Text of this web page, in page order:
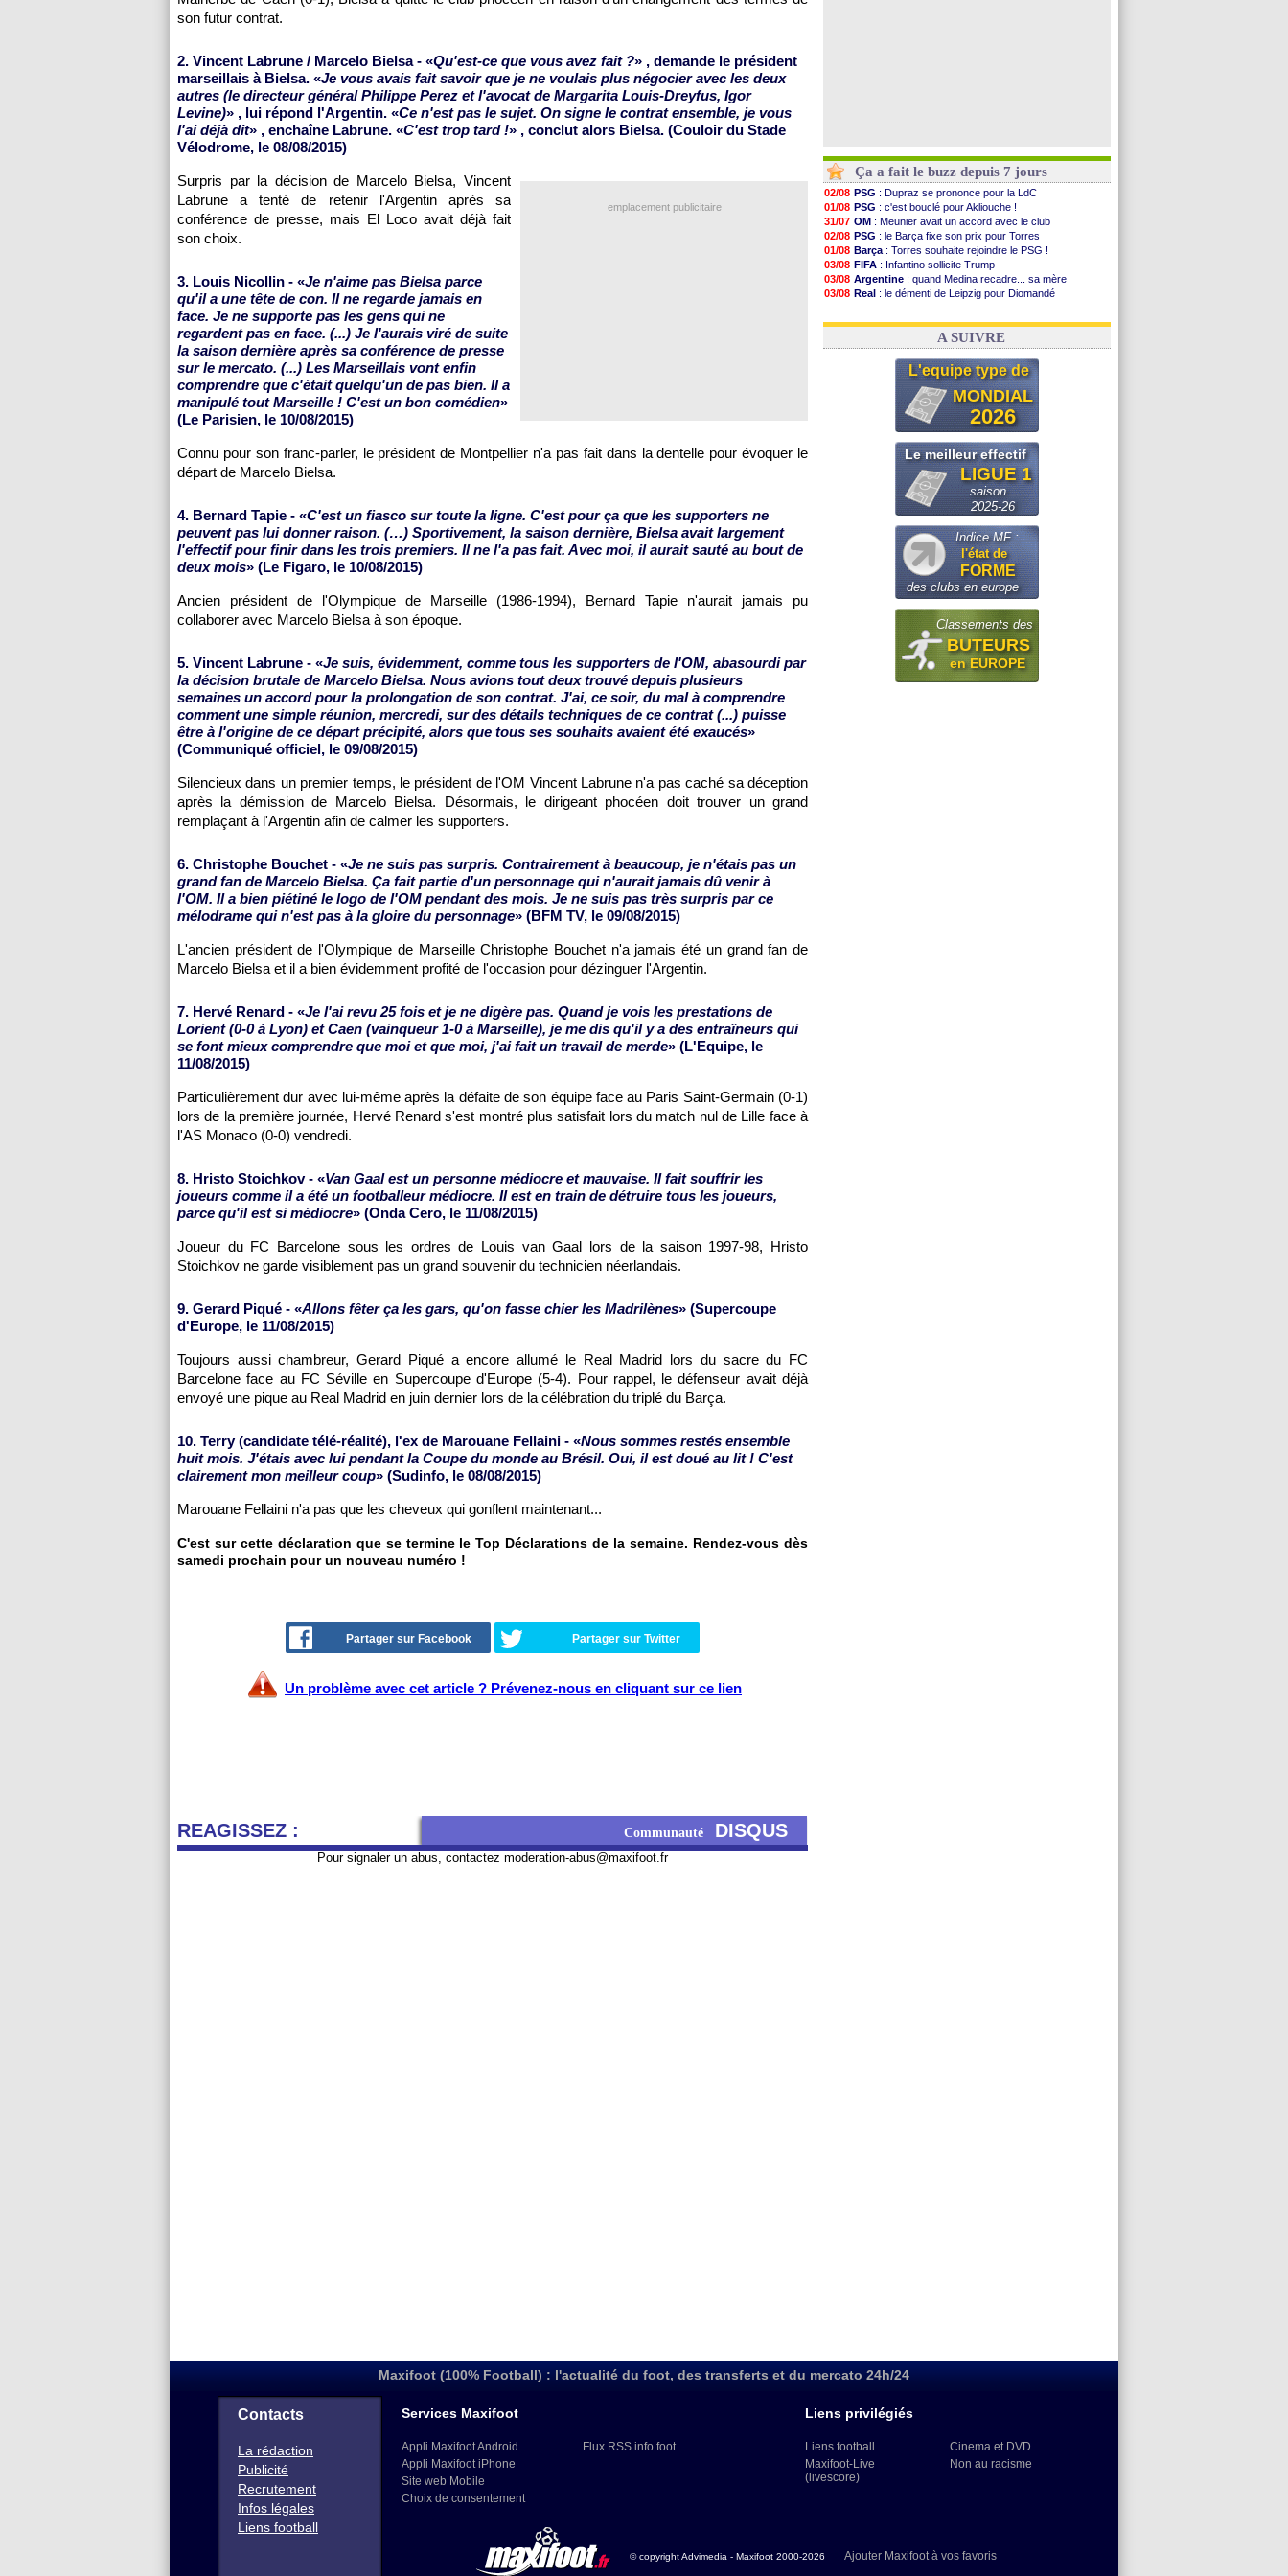
son futur contrat.
2. Vincent Labrune / Marcelo Bielsa - «Qu'est-ce que vous avez fait ?» , demande le président
marseillais à Bielsa. «Je vous avais fait savoir que je ne voulais plus négocier avec les deux
autres (le directeur général Philippe Perez et l'avocat de Margarita Louis-Dreyfus, Igor
Levine)» , lui répond l'Argentin. «Ce n'est pas le sujet. On signe le contrat ensemble, je vous
l'ai déjà dit» , enchaîne Labrune. «C'est trop tard !» , conclut alors Bielsa. (Couloir du Stade
Vélodrome, le 08/08/2015)
emplacement publicitaire
Surpris par la décision de Marcelo Bielsa, Vincent
Labrune a tenté de retenir l'Argentin après sa
conférence de presse, mais El Loco avait déjà fait
son choix.
3. Louis Nicollin - «Je n'aime pas Bielsa parce
qu'il a une tête de con. Il ne regarde jamais en
face. Je ne supporte pas les gens qui ne
regardent pas en face. (...) Je l'aurais viré de suite
la saison dernière après sa conférence de presse
sur le mercato. (...) Les Marseillais vont enfin
comprendre que c'était quelqu'un de pas bien. Il a
manipulé tout Marseille ! C'est un bon comédien»
(Le Parisien, le 10/08/2015)
Connu pour son franc-parler, le président de Montpellier n'a pas fait dans la dentelle pour évoquer le
départ de Marcelo Bielsa.
4. Bernard Tapie - «C'est un fiasco sur toute la ligne. C'est pour ça que les supporters ne
peuvent pas lui donner raison. (…) Sportivement, la saison dernière, Bielsa avait largement
l'effectif pour finir dans les trois premiers. Il ne l'a pas fait. Avec moi, il aurait sauté au bout de
deux mois» (Le Figaro, le 10/08/2015)
Ancien président de l'Olympique de Marseille (1986-1994), Bernard Tapie n'aurait jamais pu
collaborer avec Marcelo Bielsa à son époque.
5. Vincent Labrune - «Je suis, évidemment, comme tous les supporters de l'OM, abasourdi par
la décision brutale de Marcelo Bielsa. Nous avions tout deux trouvé depuis plusieurs
semaines un accord pour la prolongation de son contrat. J'ai, ce soir, du mal à comprendre
comment une simple réunion, mercredi, sur des détails techniques de ce contrat (...) puisse
être à l'origine de ce départ précipité, alors que tous ses souhaits avaient été exaucés»
(Communiqué officiel, le 09/08/2015)
Silencieux dans un premier temps, le président de l'OM Vincent Labrune n'a pas caché sa déception
après la démission de Marcelo Bielsa. Désormais, le dirigeant phocéen doit trouver un grand
remplaçant à l'Argentin afin de calmer les supporters.
6. Christophe Bouchet - «Je ne suis pas surpris. Contrairement à beaucoup, je n'étais pas un
grand fan de Marcelo Bielsa. Ça fait partie d'un personnage qui n'aurait jamais dû venir à
l'OM. Il a bien piétiné le logo de l'OM pendant des mois. Je ne suis pas très surpris par ce
mélodrame qui n'est pas à la gloire du personnage» (BFM TV, le 09/08/2015)
L'ancien président de l'Olympique de Marseille Christophe Bouchet n'a jamais été un grand fan de
Marcelo Bielsa et il a bien évidemment profité de l'occasion pour dézinguer l'Argentin.
7. Hervé Renard - «Je l'ai revu 25 fois et je ne digère pas. Quand je vois les prestations de
Lorient (0-0 à Lyon) et Caen (vainqueur 1-0 à Marseille), je me dis qu'il y a des entraîneurs qui
se font mieux comprendre que moi et que moi, j'ai fait un travail de merde» (L'Equipe, le
11/08/2015)
Particulièrement dur avec lui-même après la défaite de son équipe face au Paris Saint-Germain (0-1)
lors de la première journée, Hervé Renard s'est montré plus satisfait lors du match nul de Lille face à
l'AS Monaco (0-0) vendredi.
8. Hristo Stoichkov - «Van Gaal est un personne médiocre et mauvaise. Il fait souffrir les
joueurs comme il a été un footballeur médiocre. Il est en train de détruire tous les joueurs,
parce qu'il est si médiocre» (Onda Cero, le 11/08/2015)
Joueur du FC Barcelone sous les ordres de Louis van Gaal lors de la saison 1997-98, Hristo
Stoichkov ne garde visiblement pas un grand souvenir du technicien néerlandais.
9. Gerard Piqué - «Allons fêter ça les gars, qu'on fasse chier les Madrilènes» (Supercoupe
d'Europe, le 11/08/2015)
Toujours aussi chambreur, Gerard Piqué a encore allumé le Real Madrid lors du sacre du FC
Barcelone face au FC Séville en Supercoupe d'Europe (5-4). Pour rappel, le défenseur avait déjà
envoyé une pique au Real Madrid en juin dernier lors de la célébration du triplé du Barça.
10. Terry (candidate télé-réalité), l'ex de Marouane Fellaini - «Nous sommes restés ensemble
huit mois. J'étais avec lui pendant la Coupe du monde au Brésil. Oui, il est doué au lit ! C'est
clairement mon meilleur coup» (Sudinfo, le 08/08/2015)
Marouane Fellaini n'a pas que les cheveux qui gonflent maintenant...
C'est sur cette déclaration que se termine le Top Déclarations de la semaine. Rendez-vous dès
samedi prochain pour un nouveau numéro !
Partager sur Facebook Partager sur Twitter
Un problème avec cet article ? Prévenez-nous en cliquant sur ce lien
REAGISSEZ : Communauté DISQUS
Pour signaler un abus, contactez moderation-abus@maxifoot.fr
Ça a fait le buzz depuis 7 jours
02/08 PSG : Dupraz se prononce pour la LdC
01/08 PSG : c'est bouclé pour Akliouche !
31/07 OM : Meunier avait un accord avec le club
02/08 PSG : le Barça fixe son prix pour Torres
01/08 Barça : Torres souhaite rejoindre le PSG !
03/08 FIFA : Infantino sollicite Trump
03/08 Argentine : quand Medina recadre... sa mère
03/08 Real : le démenti de Leipzig pour Diomandé
31/07 FIFA: le conseiller d'Infantino démissionne !
A SUIVRE
L'equipe type de
MONDIAL
2026
Le meilleur effectif
LIGUE 1
saison
2025-26
Indice MF :
l'état de
FORME
des clubs en europe
Classements des
BUTEURS
en EUROPE
Maxifoot (100% Football) : l'actualité du foot, des transferts et du mercato 24h/24
Contacts
La rédaction
Publicité
Recrutement
Infos légales
Liens football
Services Maxifoot
Appli Maxifoot Android
Appli Maxifoot iPhone
Site web Mobile
Choix de consentement
Flux RSS info foot
Liens privilégiés
Liens football
Maxifoot-Live
(livescore)
Cinema et DVD
Non au racisme
© copyright Advimedia - Maxifoot 2000-2026 Ajouter Maxifoot à vos favoris